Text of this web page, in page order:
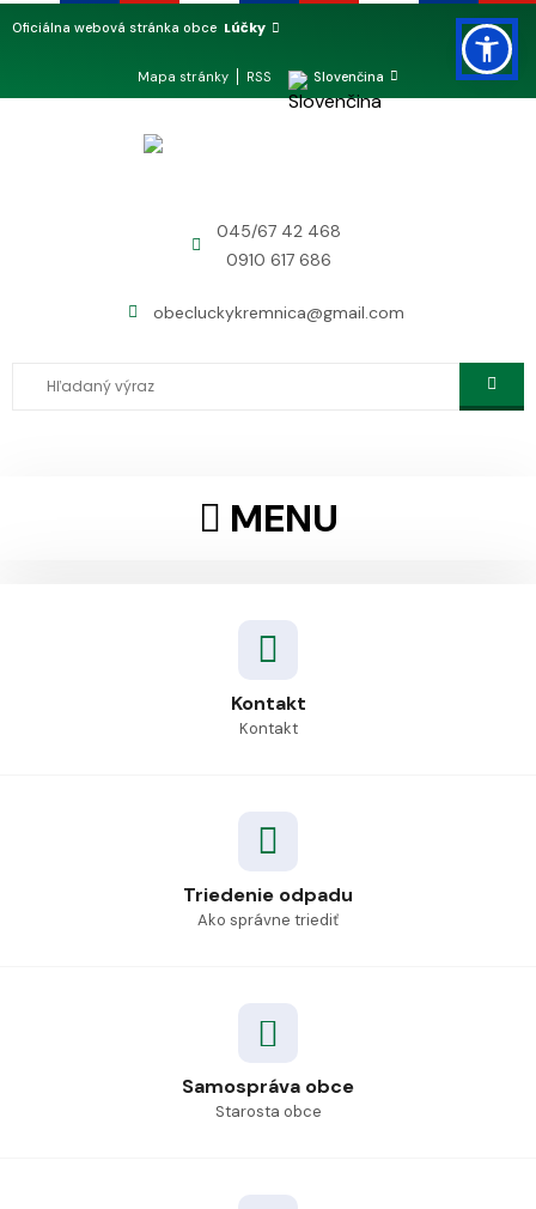
Oficiálna webová stránka obce Lúčky
Mapa stránky RSS Slovenčina
045/67 42 468
0910 617 686
obecluckykremnica@gmail.com
MENU
Kontakt
Kontakt
Triedenie odpadu
Ako správne triediť
Samospráva obce
Starosta obce